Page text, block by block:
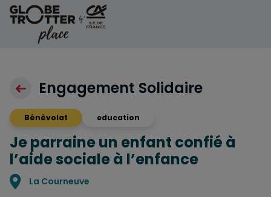
Aller au contenu
Engagement Solidaire
Bénévolat education
Je parraine un enfant confié à
l’aide sociale à l’enfance
Localisation
La Courneuve